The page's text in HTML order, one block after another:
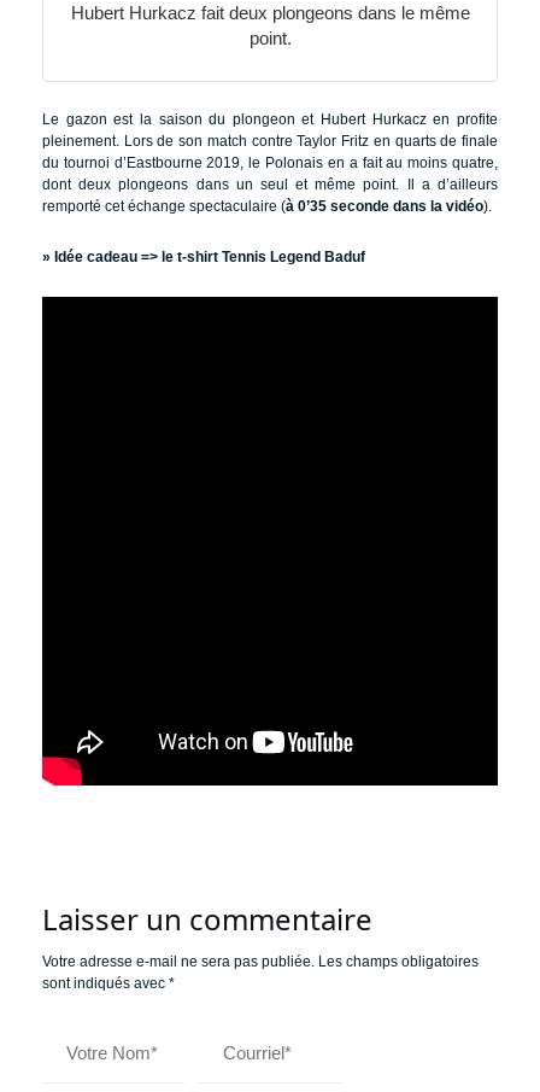
Hubert Hurkacz fait deux plongeons dans le même
point.
Le gazon est la saison du plongeon et Hubert Hurkacz en profite
pleinement. Lors de son match contre Taylor Fritz en quarts de finale
du tournoi d’Eastbourne 2019, le Polonais en a fait au moins quatre,
dont deux plongeons dans un seul et même point. Il a d’ailleurs
remporté cet échange spectaculaire (à 0’35 seconde dans la vidéo).
» Idée cadeau => le t-shirt Tennis Legend Baduf
Laisser un commentaire
Votre adresse e-mail ne sera pas publiée. Les champs obligatoires
sont indiqués avec *